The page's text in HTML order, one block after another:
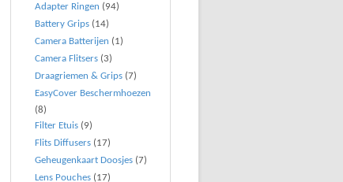
Adapter Ringen (94)
Battery Grips (14)
Camera Batterijen (1)
Camera Flitsers (3)
Draagriemen & Grips (7)
EasyCover Beschermhoezen
(8)
Filter Etuis (9)
Flits Diffusers (17)
Geheugenkaart Doosjes (7)
Lens Pouches (17)